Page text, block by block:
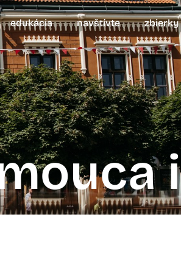
edukácia navštívte zbierky